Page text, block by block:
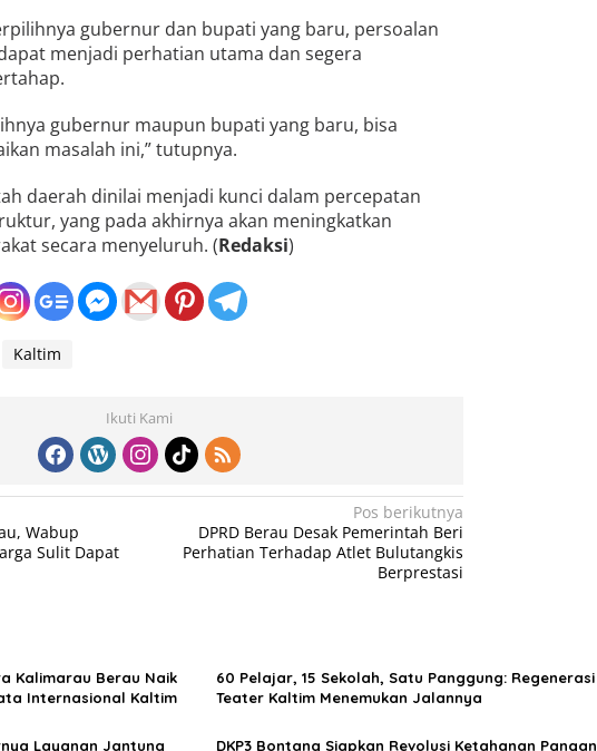
gubernur dan bupati yang baru, persoalan
menjadi perhatian utama dan segera
gubernur maupun bupati yang baru, bisa
masalah ini,” tutupnya.
daerah dinilai menjadi kunci dalam percepatan
yang pada akhirnya akan meningkatkan
secara menyeluruh. (Redaksi)
Kaltim
Ikuti Kami
Wabup
Sulit Dapat
Pos berikutnya
DPRD Berau Desak Pemerintah Beri
Perhatian Terhadap Atlet Bulutangkis
Berprestasi
Kalimarau Berau Naik
Internasional Kaltim
60 Pelajar, 15 Sekolah, Satu Panggung: Regenerasi
Teater Kaltim Menemukan Jalannya
Layanan Jantung
DKP3 Bontang Siapkan Revolusi Ketahanan Pangan